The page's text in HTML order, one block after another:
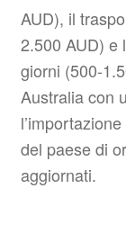
AUD), il
2.500 AUD) e
giorni (500-
Australia con
del paese di
aggiornati.